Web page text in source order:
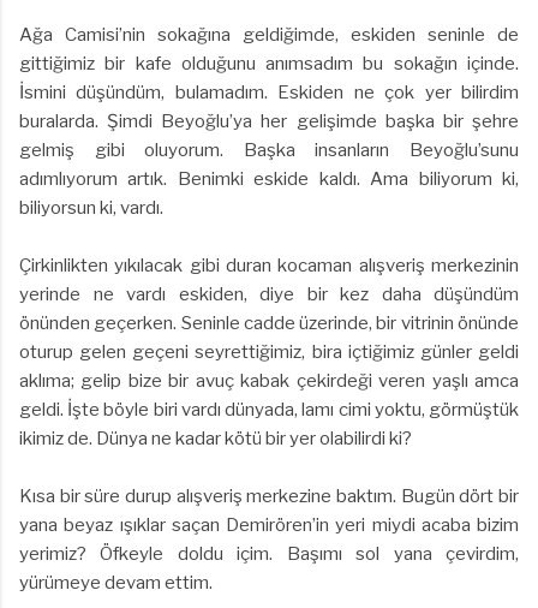
Ağa Camisi’nin sokağına geldiğimde, eskiden seninle de
gittiğimiz bir kafe olduğunu anımsadım bu sokağın içinde.
İsmini düşündüm, bulamadım. Eskiden ne çok yer bilirdim
buralarda. Şimdi Beyoğlu’ya her gelişimde başka bir şehre
gelmiş gibi oluyorum. Başka insanların Beyoğlu’sunu
adımlıyorum artık. Benimki eskide kaldı. Ama biliyorum ki,
biliyorsun ki, vardı.
Çirkinlikten yıkılacak gibi duran kocaman alışveriş merkezinin
yerinde ne vardı eskiden, diye bir kez daha düşündüm
önünden geçerken. Seninle cadde üzerinde, bir vitrinin önünde
oturup gelen geçeni seyrettiğimiz, bira içtiğimiz günler geldi
aklıma; gelip bize bir avuç kabak çekirdeği veren yaşlı amca
geldi. İşte böyle biri vardı dünyada, lamı cimi yoktu, görmüştük
ikimiz de. Dünya ne kadar kötü bir yer olabilirdi ki?
Kısa bir süre durup alışveriş merkezine baktım. Bugün dört bir
yana beyaz ışıklar saçan Demirören’in yeri miydi acaba bizim
yerimiz? Öfkeyle doldu içim. Başımı sol yana çevirdim,
yürümeye devam ettim.